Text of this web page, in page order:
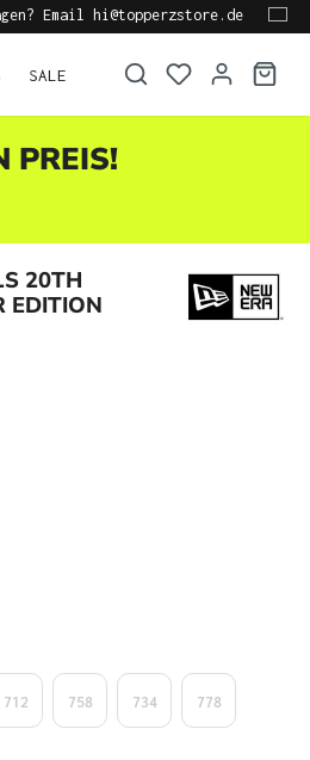
Email hi@topperzstore.de
SALE
PREIS!
20TH
EDITION
712 758 734 778